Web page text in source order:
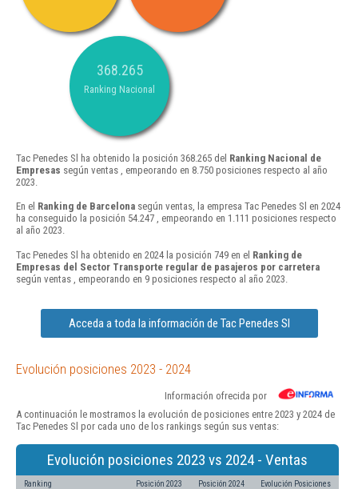
368.265
Ranking Nacional
Tac Penedes Sl ha obtenido la posición 368.265 del Ranking Nacional de
Empresas según ventas , empeorando en 8.750 posiciones respecto al año
2023.
En el Ranking de Barcelona según ventas, la empresa Tac Penedes Sl en 2024
ha conseguido la posición 54.247 , empeorando en 1.111 posiciones respecto
al año 2023.
Tac Penedes Sl ha obtenido en 2024 la posición 749 en el Ranking de
Empresas del Sector Transporte regular de pasajeros por carretera
según ventas , empeorando en 9 posiciones respecto al año 2023.
Acceda a toda la información de Tac Penedes Sl
Evolución posiciones 2023 - 2024
Información ofrecida por
A continuación le mostramos la evolución de posiciones entre 2023 y 2024 de
Tac Penedes Sl por cada uno de los rankings según sus ventas:
Evolución posiciones 2023 vs 2024 - Ventas
Ranking Posición 2023 Posición 2024 Evolución Posiciones